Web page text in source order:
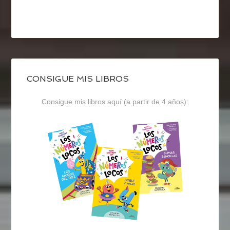
CONSIGUE MIS LIBROS
Consigue mis libros aquí (a partir de 4 años):